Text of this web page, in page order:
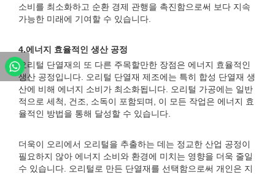
소비를 최소화하고 순환 경제 관행을 촉진함으로써 보다 지속
가능한 미래에 기여할 수 있습니다.
4.에너지 효율적인 생산 공정
오리털 단열재의 또 다른 주목할만한 장점은 에너지 효율적인
생산 공정입니다. 오리털 단열재 제조에는 특히 합성 단열재 생
산에 비해 에너지 소비가 최소화됩니다. 오리털 가공에는 일반
적으로 세척, 건조, 소독이 포함되며, 이 모든 작업은 에너지 효
율적인 방법을 통해 달성할 수 있습니다.
더욱이 오리에서 오리털을 추출하는 데는 정교한 산업 공정이
필요하지 않아 에너지 소비와 환경에 미치는 영향을 더욱 줄일
수 있습니다. 오리털로 만든 단열재를 선택함으로써 개인은 지